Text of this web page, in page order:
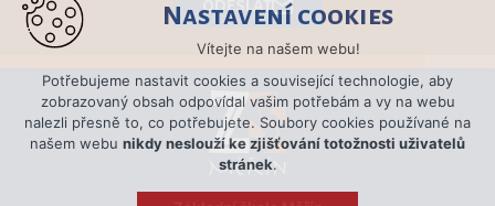
Nastavení cookies
Vítejte na našem webu!
Potřebujeme nastavit cookies a související technologie, aby
zobrazovaný obsah odpovídal vašim potřebám a vy na webu
nalezli přesně to, co potřebujete. Soubory cookies používané na
našem webu nikdy neslouží ke zjišťování totožnosti uživatelů
stránek.